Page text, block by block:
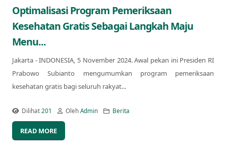
Optimalisasi Program Pemeriksaan
Kesehatan Gratis Sebagai Langkah Maju
Menu...
Jakarta - INDONESIA, 5 November 2024. Awal pekan ini Presiden RI
Prabowo Subianto mengumumkan program pemeriksaan
kesehatan gratis bagi seluruh rakyat...
Dilihat201 OlehAdmin Berita
READ MORE